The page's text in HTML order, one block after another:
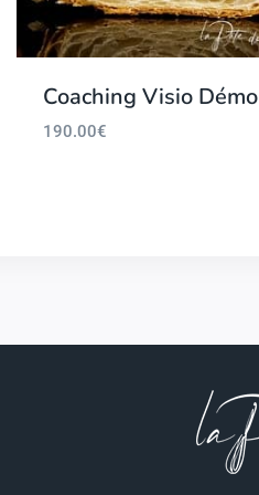
Coaching Visio Démo
190.00€